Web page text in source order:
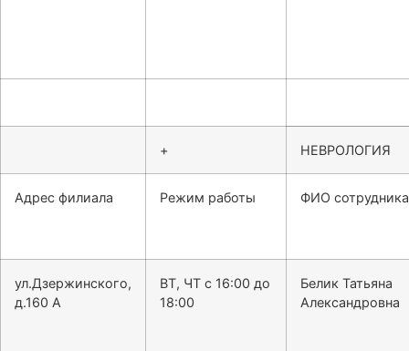
+ НЕВРОЛОГИЯ
Адрес филиала Режим работы ФИО сотрудника
ул.Дзержинского,
д.160 А
ВТ, ЧТ с 16:00 до
18:00
Белик Татьяна
Александровна